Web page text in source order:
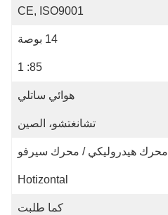
CE, ISO9001
14 بوصة
85: 1
هوائي ساتلي
تشانغتشو، الصين
محرك هيدروليكي / محرك سيرفو
Hotizontal
كما طلبت